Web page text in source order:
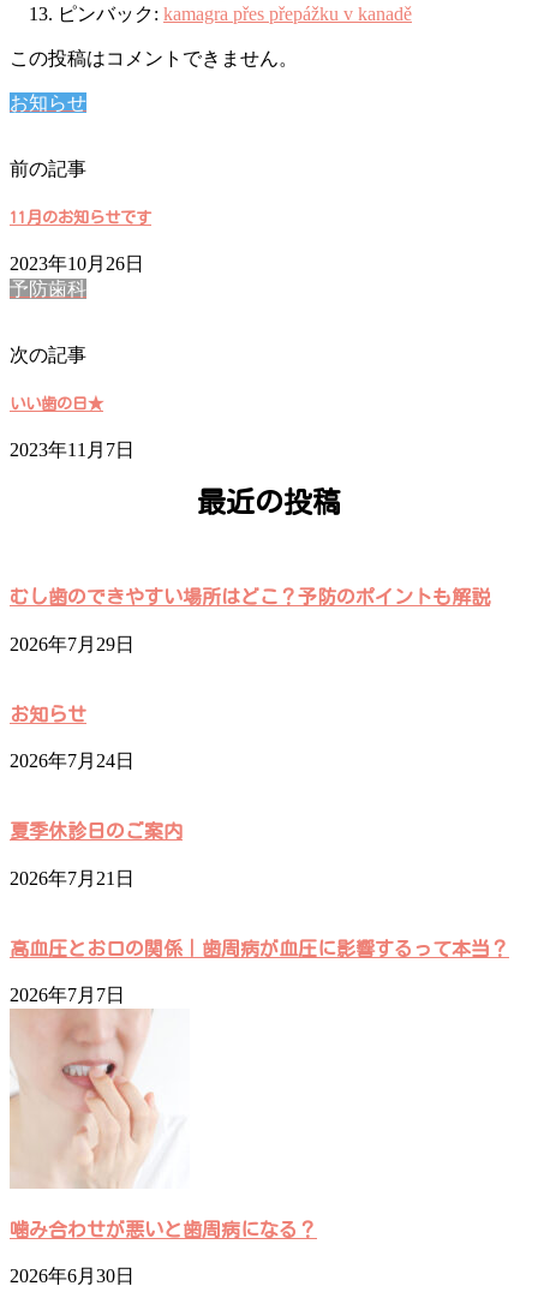
ピンバック: kamagra přes přepážku v kanadě
この投稿はコメントできません。
お知らせ
前の記事
11月のお知らせです
2023年10月26日
予防歯科
次の記事
いい歯の日★
2023年11月7日
最近の投稿
むし歯のできやすい場所はどこ？予防のポイントも解説
2026年7月29日
お知らせ
2026年7月24日
夏季休診日のご案内
2026年7月21日
高血圧とお口の関係｜歯周病が血圧に影響するって本当？
2026年7月7日
噛み合わせが悪いと歯周病になる？
2026年6月30日